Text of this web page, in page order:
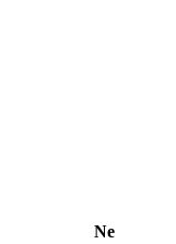
Ne